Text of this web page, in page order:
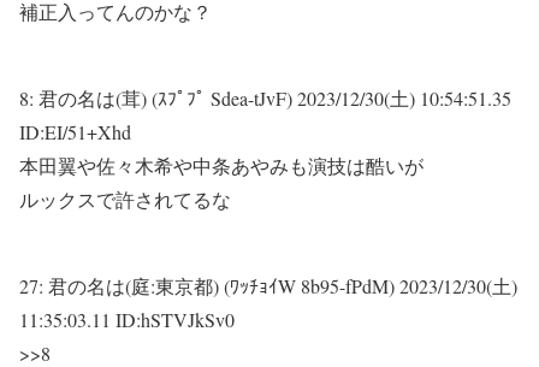
補正入ってんのかな？
8: 君の名は(茸) (ｽﾌﾟﾌﾟ Sdea-tJvF)2023/12/30(土) 10:54:51.35
ID:EI/51+Xhd
本田翼や佐々木希や中条あやみも演技は酷いが
ルックスで許されてるな
27: 君の名は(庭:東京都) (ﾜｯﾁｮｲW 8b95-fPdM)2023/12/30(土)
11:35:03.11 ID:hSTVJkSv0
>>8